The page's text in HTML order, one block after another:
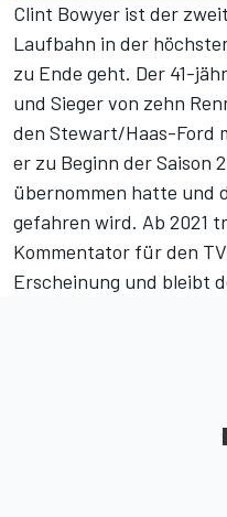
Clint Bowyer ist der
Laufbahn in der
zu Ende geht. Der 41-
und Sieger von zehn
den Stewart/Haas-Ford
er zu Beginn der Saison
übernommen hatte und
gefahren wird. Ab 2021
Kommentator für den
Erscheinung und bleibt